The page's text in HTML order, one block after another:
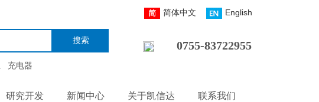
0755-83722955
搜索
充电器
简体中文 English
研究开发 新闻中心 关于凯信达 联系我们